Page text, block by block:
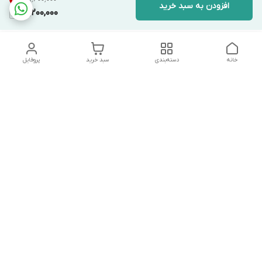
15,200,000
افزودن به سبد خرید
پروفایل سبد خرید دسته‌بندی خانه